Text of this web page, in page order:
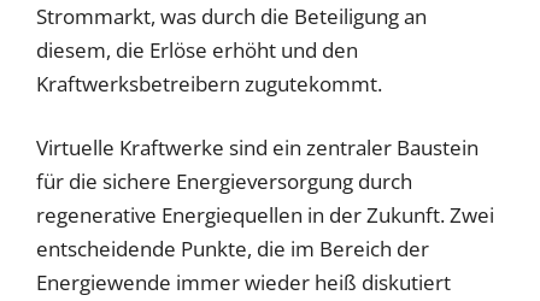
Strommarkt, was durch die Beteiligung an
diesem, die Erlöse erhöht und den
Kraftwerksbetreibern zugutekommt.
Virtuelle Kraftwerke sind ein zentraler Baustein
für die sichere Energieversorgung durch
regenerative Energiequellen in der Zukunft. Zwei
entscheidende Punkte, die im Bereich der
Energiewende immer wieder heiß diskutiert